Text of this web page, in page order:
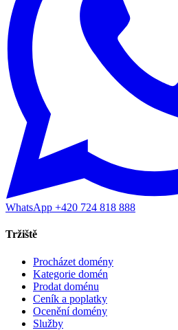
WhatsApp +420 724 818 888
Tržiště
Procházet domény
Kategorie domén
Prodat doménu
Ceník a poplatky
Ocenění domény
Služby